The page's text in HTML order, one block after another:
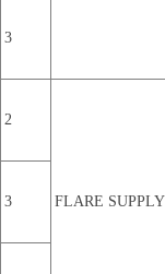
3
2
FLARE SUPPLY
3